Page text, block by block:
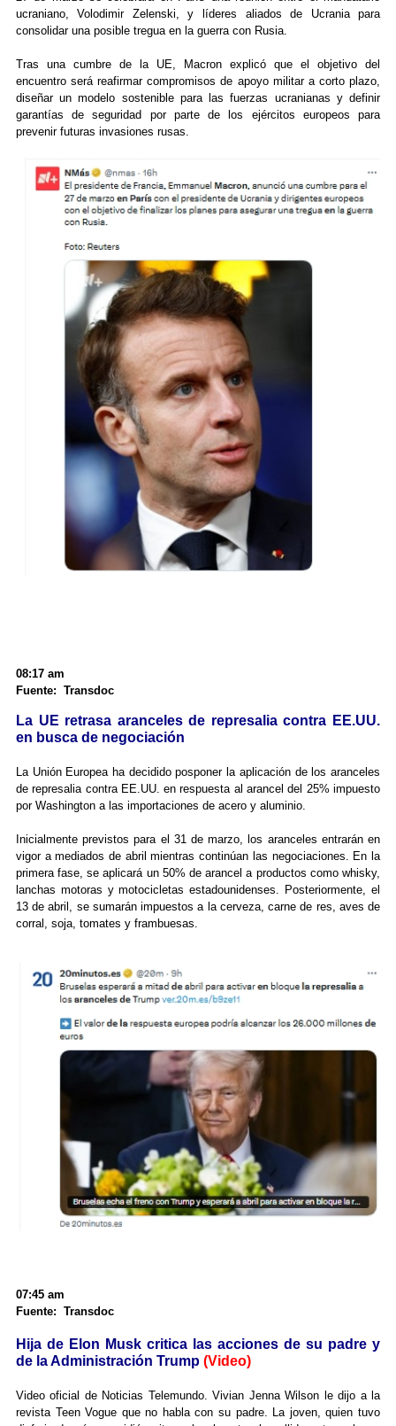
ucraniano, Volodimir Zelenski, y líderes aliados de Ucrania para
consolidar una posible tregua en la guerra con Rusia.
Tras una cumbre de la UE, Macron explicó que el objetivo del
encuentro será reafirmar compromisos de apoyo militar a corto plazo,
diseñar un modelo sostenible para las fuerzas ucranianas y definir
garantías de seguridad por parte de los ejércitos europeos para
prevenir futuras invasiones rusas.
08:17 am
Fuente: Transdoc
La UE retrasa aranceles de represalia contra EE.UU.
en busca de negociación
La Unión Europea ha decidido posponer la aplicación de los aranceles
de represalia contra EE.UU. en respuesta al arancel del 25% impuesto
por Washington a las importaciones de acero y aluminio.
Inicialmente previstos para el 31 de marzo, los aranceles entrarán en
vigor a mediados de abril mientras continúan las negociaciones. En la
primera fase, se aplicará un 50% de arancel a productos como whisky,
lanchas motoras y motocicletas estadounidenses. Posteriormente, el
13 de abril, se sumarán impuestos a la cerveza, carne de res, aves de
corral, soja, tomates y frambuesas.
07:45 am
Fuente: Transdoc
Hija de Elon Musk critica las acciones de su padre y
de la Administración Trump(Video)
Video oficial de Noticias Telemundo. Vivian Jenna Wilson le dijo a la
revista Teen Vogue que no habla con su padre. La joven, quien tuvo